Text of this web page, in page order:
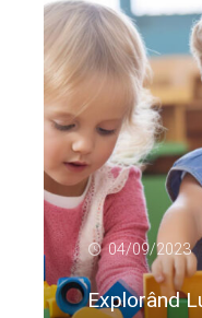
04/09/2023
Explorând